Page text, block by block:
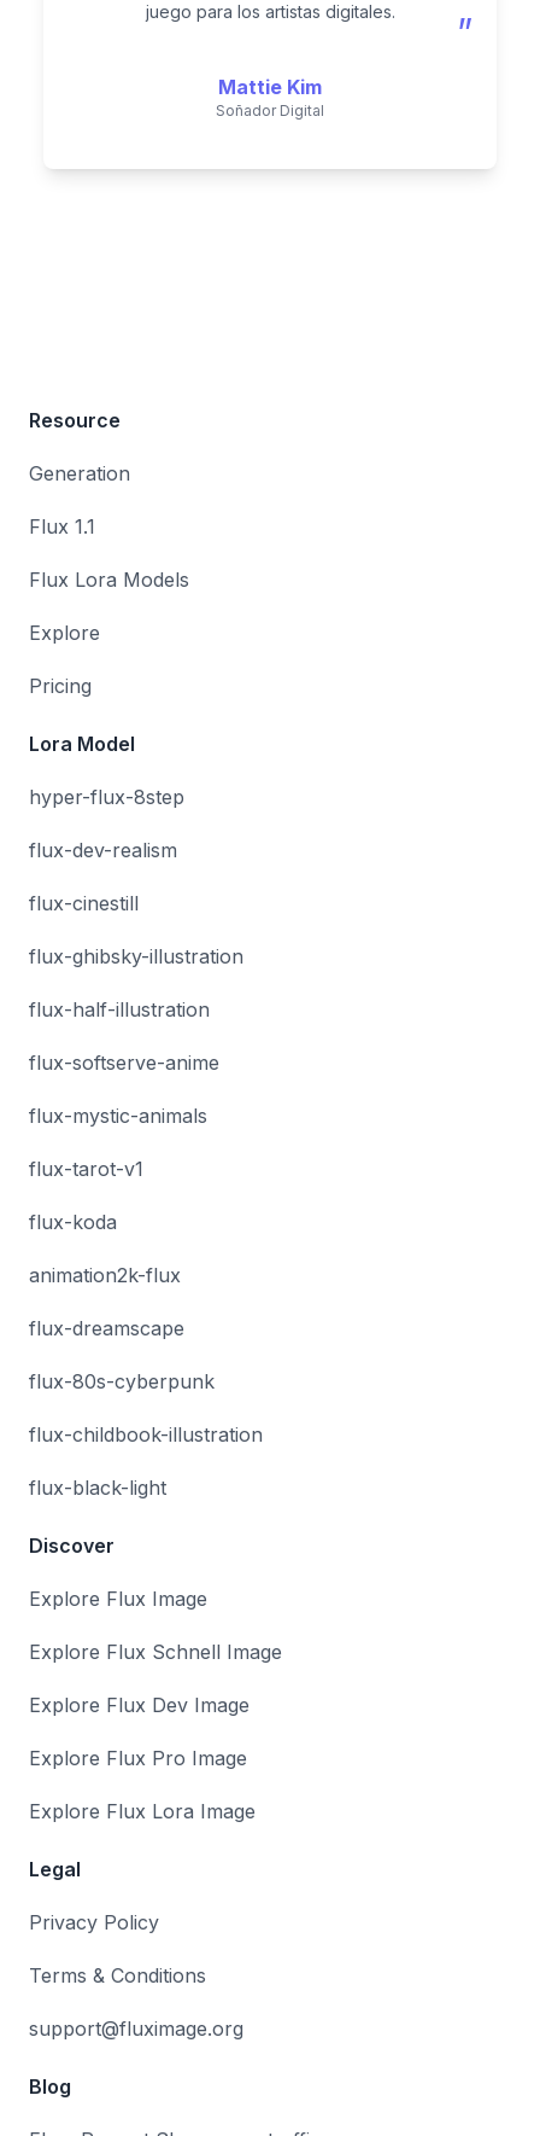
juego para los artistas digitales.
”
Mattie Kim
Soñador Digital
Resource
Generation
Flux 1.1
Flux Lora Models
Explore
Pricing
Lora Model
hyper-flux-8step
flux-dev-realism
flux-cinestill
flux-ghibsky-illustration
flux-half-illustration
flux-softserve-anime
flux-mystic-animals
flux-tarot-v1
flux-koda
animation2k-flux
flux-dreamscape
flux-80s-cyberpunk
flux-childbook-illustration
flux-black-light
Discover
Explore Flux Image
Explore Flux Schnell Image
Explore Flux Dev Image
Explore Flux Pro Image
Explore Flux Lora Image
Legal
Privacy Policy
Terms & Conditions
support@fluximage.org
Blog